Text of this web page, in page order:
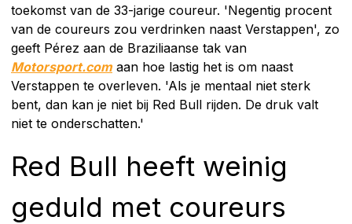
toekomst van de 33-jarige coureur. 'Negentig procent
van de coureurs zou verdrinken naast Verstappen', zo
geeft Pérez aan de Braziliaanse tak van
Motorsport.com aan hoe lastig het is om naast
Verstappen te overleven. 'Als je mentaal niet sterk
bent, dan kan je niet bij Red Bull rijden. De druk valt
niet te onderschatten.'
Red Bull heeft weinig
geduld met coureurs